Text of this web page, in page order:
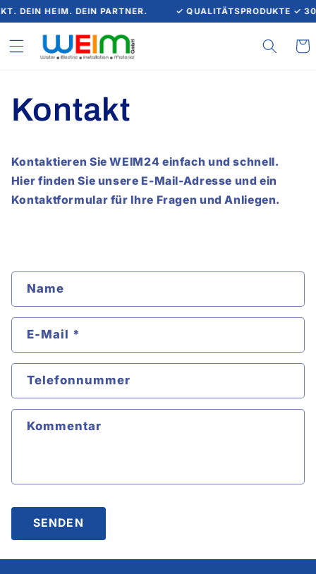
DEIN HEIM. DEIN PARTNER. ✓ QUALITÄTSPRODUKTE ✓
Kontakt
Kontaktieren Sie WEIM24 einfach und schnell.
Hier finden Sie unsere E-Mail-Adresse und ein
Kontaktformular für Ihre Fragen und Anliegen.
Kontaktformular
Name
E-Mail *
Telefonnummer
Kommentar
SENDEN